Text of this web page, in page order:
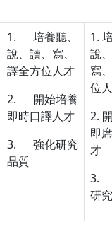
1. 培養聽、
說、讀、寫、
譯全方位人才
2. 開始培養
即時口譯人才
3. 強化研究
品質
1.
說
寫
位
2.
即
才
3.
研